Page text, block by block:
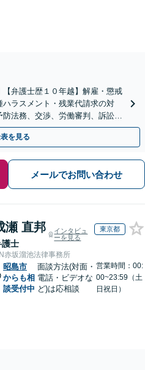
【弁護士歴１０年越】解雇・懲戒
ラスメント・残業代請求の対
法務、交渉、労働審判、訴訟の
を見る
メールでお問い合わせ
瀬 直邦
護士
インタビュ
ーを見る
東京都
赤坂溜池法律事務所
昭島市
からも相
談受付中
面談方法(対面・
電話・ビデオな
ど)は応相談
営業時間：00:
00~23:59（土
日祝日）